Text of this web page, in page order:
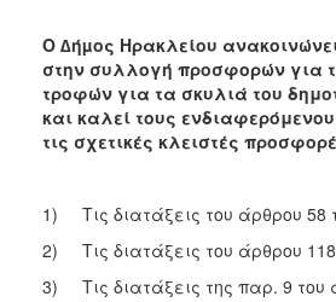
Ο ∆ήµος Ηρακλείου
στην συλλογή προσφορών για
τροφών για τα σκυλιά του
και καλεί τους
τις σχετικές κλειστές
1) Τις διατάξεις του άρθρου 58
2) Τις διατάξεις του άρθρου 118
3) Τις διατάξεις της παρ. 9 του